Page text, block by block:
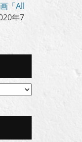
「All
年7